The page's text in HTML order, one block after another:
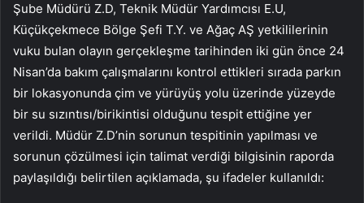
Şube Müdürü Z.D, Teknik Müdür Yardımcısı E.U,
Küçükçekmece Bölge Şefi T.Y. ve Ağaç AŞ yetkililerinin
vuku bulan olayın gerçekleşme tarihinden iki gün önce 24
Nisan’da bakım çalışmalarını kontrol ettikleri sırada parkın
bir lokasyonunda çim ve yürüyüş yolu üzerinde yüzeyde
bir su sızıntısı/birikintisi olduğunu tespit ettiğine yer
verildi. Müdür Z.D’nin sorunun tespitinin yapılması ve
sorunun çözülmesi için talimat verdiği bilgisinin raporda
paylaşıldığı belirtilen açıklamada, şu ifadeler kullanıldı: